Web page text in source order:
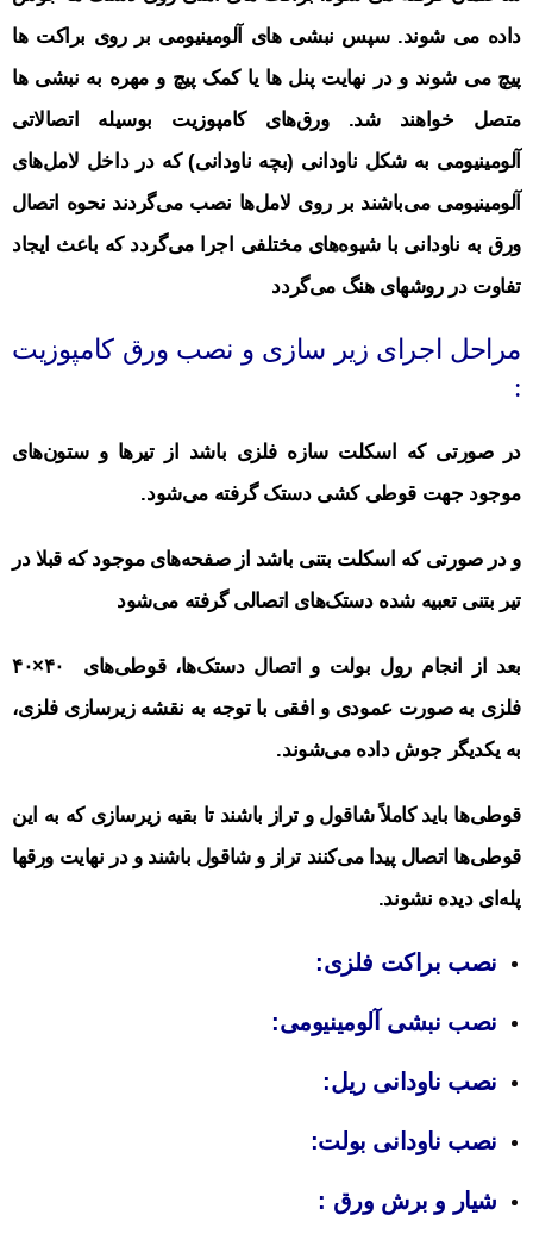
داده می شوند. سپس نبشی های آلومینیومی بر روی براکت ها
پیچ می شوند و در نهایت پنل ها یا کمک پیچ و مهره به نبشی ها
متصل خواهند شد. ورق‌های کامپوزیت بوسیله اتصالاتی
آلومینیومی به شکل ناودانی (بچه ناودانی) که در داخل لامل‌های
آلومینیومی می‌باشند بر روی لامل‌ها نصب می‌گردند نحوه اتصال
ورق به ناودانی با شیوه‌های مختلفی اجرا می‌گردد که باعث ایجاد
تفاوت در روشهای هنگ می‌گردد
مراحل اجرای زیر سازی و نصب ورق کامپوزیت
:
در صورتی که اسکلت سازه فلزی باشد از تیرها و ستون‌های
موجود جهت قوطی کشی دستک گرفته می‌شود.
و در صورتی که اسکلت بتنی باشد از صفحه‌های موجود که قبلا در
تیر بتنی تعبیه شده دستک‌های اتصالی گرفته می‌شود
بعد از انجام رول بولت و اتصال دستک‌ها، قوطی‌های ۴۰×۴۰
فلزی به صورت عمودی و افقی با توجه به نقشه زیرسازی فلزی،
به یکدیگر جوش داده می‌شوند.
قوطی‌ها باید کاملاً شاقول و تراز باشند تا بقیه زیرسازی که به این
قوطی‌ها اتصال پیدا می‌کنند تراز و شاقول باشند و در نهایت ورقها
پله‌ای دیده نشوند.
نصب براکت فلزی:
نصب نبشی آلومینیومی:
نصب ناودانی ریل:
نصب ناودانی بولت:
شیار و برش ورق :